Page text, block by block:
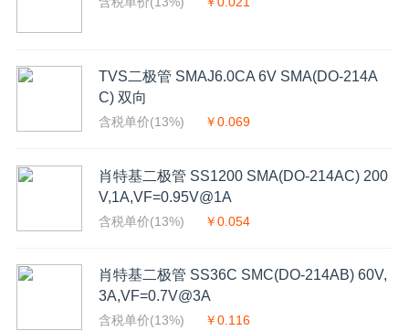
TVS二极管 SMAJ6.0CA 6V SMA(DO-214A
C) 双向
含税单价(13%) ￥0.069
肖特基二极管 SS1200 SMA(DO-214AC) 200
V,1A,VF=0.95V@1A
含税单价(13%) ￥0.054
肖特基二极管 SS36C SMC(DO-214AB) 60V,
3A,VF=0.7V@3A
含税单价(13%) ￥0.116